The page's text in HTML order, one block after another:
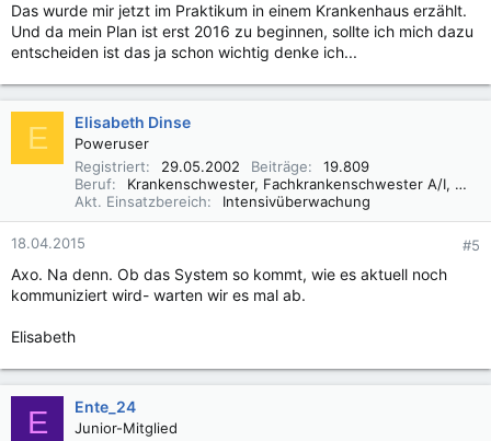
Das wurde mir jetzt im Praktikum in einem Krankenhaus erzählt.
Und da mein Plan ist erst 2016 zu beginnen, sollte ich mich dazu
entscheiden ist das ja schon wichtig denke ich...
E Elisabeth Dinse
Poweruser
Registriert
29.05.2002 Beiträge
19.809
Beruf
Krankenschwester, Fachkrankenschwester A/I, Praxisbegleiter Basale Stimulation
Akt. Einsatzbereich
Intensivüberwachung
18.04.2015 #5
Axo. Na denn. Ob das System so kommt, wie es aktuell noch
kommuniziert wird- warten wir es mal ab.
Elisabeth
E Ente_24
Junior-Mitglied